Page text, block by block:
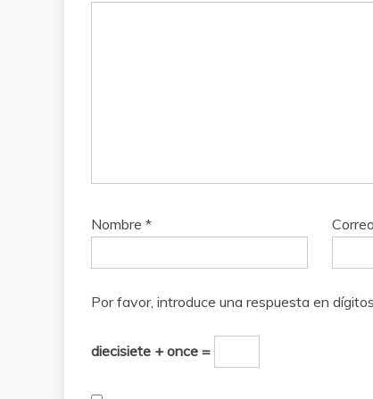
Nombre *
Por favor, introduce una respuesta en
diecisiete + once =